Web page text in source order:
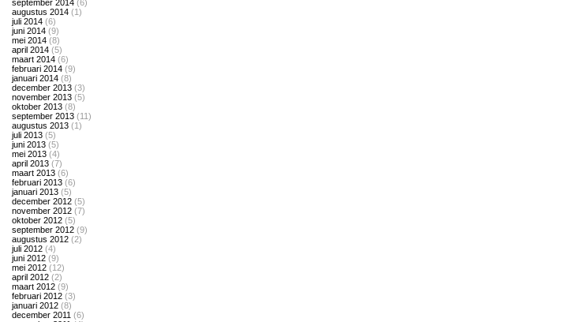
september 2014 (6)
augustus 2014 (1)
juli 2014 (6)
juni 2014 (9)
mei 2014 (8)
april 2014 (5)
maart 2014 (6)
februari 2014 (9)
januari 2014 (8)
december 2013 (3)
november 2013 (5)
oktober 2013 (8)
september 2013 (11)
augustus 2013 (1)
juli 2013 (5)
juni 2013 (5)
mei 2013 (4)
april 2013 (7)
maart 2013 (6)
februari 2013 (6)
januari 2013 (5)
december 2012 (5)
november 2012 (7)
oktober 2012 (5)
september 2012 (9)
augustus 2012 (2)
juli 2012 (4)
juni 2012 (9)
mei 2012 (12)
april 2012 (2)
maart 2012 (9)
februari 2012 (3)
januari 2012 (8)
december 2011 (6)